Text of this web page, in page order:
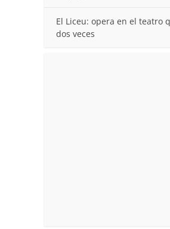
El Liceu: opera en el teatro
dos veces